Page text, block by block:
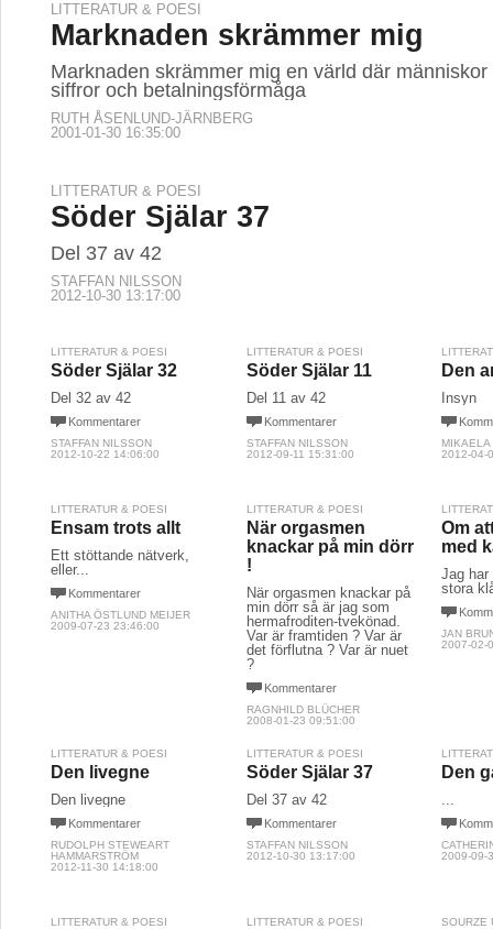
LITTERATUR & POESI
Marknaden skrämmer mig
Marknaden skrämmer mig en värld där
siffror och betalningsförmåga
RUTH ÅSENLUND-JÄRNBERG
2001-01-30 16:35:00
LITTERATUR & POESI
Söder Själar 37
Del 37 av 42
STAFFAN NILSSON
2012-10-30 13:17:00
LITTERATUR & POESI
Söder Själar 32
Del 32 av 42
Kommentarer
STAFFAN NILSSON
2012-10-22 14:06:00
LITTERATUR & POESI
Söder Själar 11
Del 11 av 42
Kommentarer
STAFFAN NILSSON
2012-09-11 15:31:00
Den
Insyn
MIKAELA
2012-04-
LITTERATUR & POESI
Ensam trots allt
Ett stöttande nätverk,
eller...
Kommentarer
ANITHA ÖSTLUND MEIJER
2009-07-23 23:46:00
LITTERATUR & POESI
När orgasmen
knackar på min dörr
!
När orgasmen knackar på
min dörr så är jag som
hermafroditen-tvekönad.
Var är framtiden ? Var är
det förflutna ? Var är nuet
?
Kommentarer
RAGNHILD BLÜCHER
2008-01-23 09:51:00
Om
med
Jag har
stora
JAN
2007-02-
LITTERATUR & POESI
Den livegne
Den livegne
Kommentarer
RUDOLPH STEWEART
HAMMARSTRÖM
2012-11-30 14:18:00
LITTERATUR & POESI
Söder Själar 37
Del 37 av 42
Kommentarer
STAFFAN NILSSON
2012-10-30 13:17:00
Den
...
2009-09-
LITTERATUR & POESI LITTERATUR & POESI SOURZE